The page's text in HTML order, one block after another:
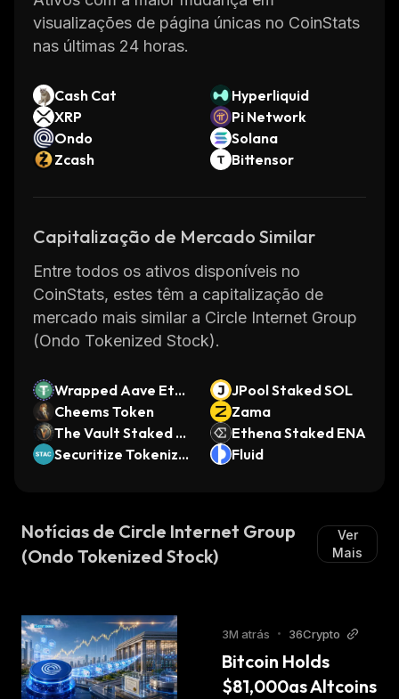
visualizações de página únicas no CoinStats
nas últimas 24 horas.
Cash Cat
Hyperliquid
XRP
Pi Network
Ondo
Solana
Zcash
Bittensor
Capitalização de Mercado Similar
Entre todos os ativos disponíveis no
CoinStats, estes têm a capitalização de
mercado mais similar a Circle Internet Group
(Ondo Tokenized Stock).
Wrapped Aave Eth
ereum USDT
JPool Staked SOL
Cheems Token
Zama
The Vault Staked S
OL
Ethena Staked ENA
Securitize Tokenize
Fluid
Notícias de Circle Internet Group
(Ondo Tokenized Stock)
Ver
Mais
3M atrás • 36Crypto
Bitcoin Holds
$81,000as Altcoins